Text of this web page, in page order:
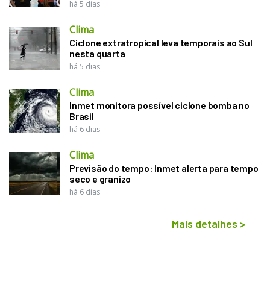
há 5 dias
Clima
Ciclone extratropical leva temporais ao Sul
nesta quarta
há 5 dias
Clima
Inmet monitora possível ciclone bomba no
Brasil
há 6 dias
Clima
Previsão do tempo: Inmet alerta para tempo
seco e granizo
há 6 dias
Mais detalhes >